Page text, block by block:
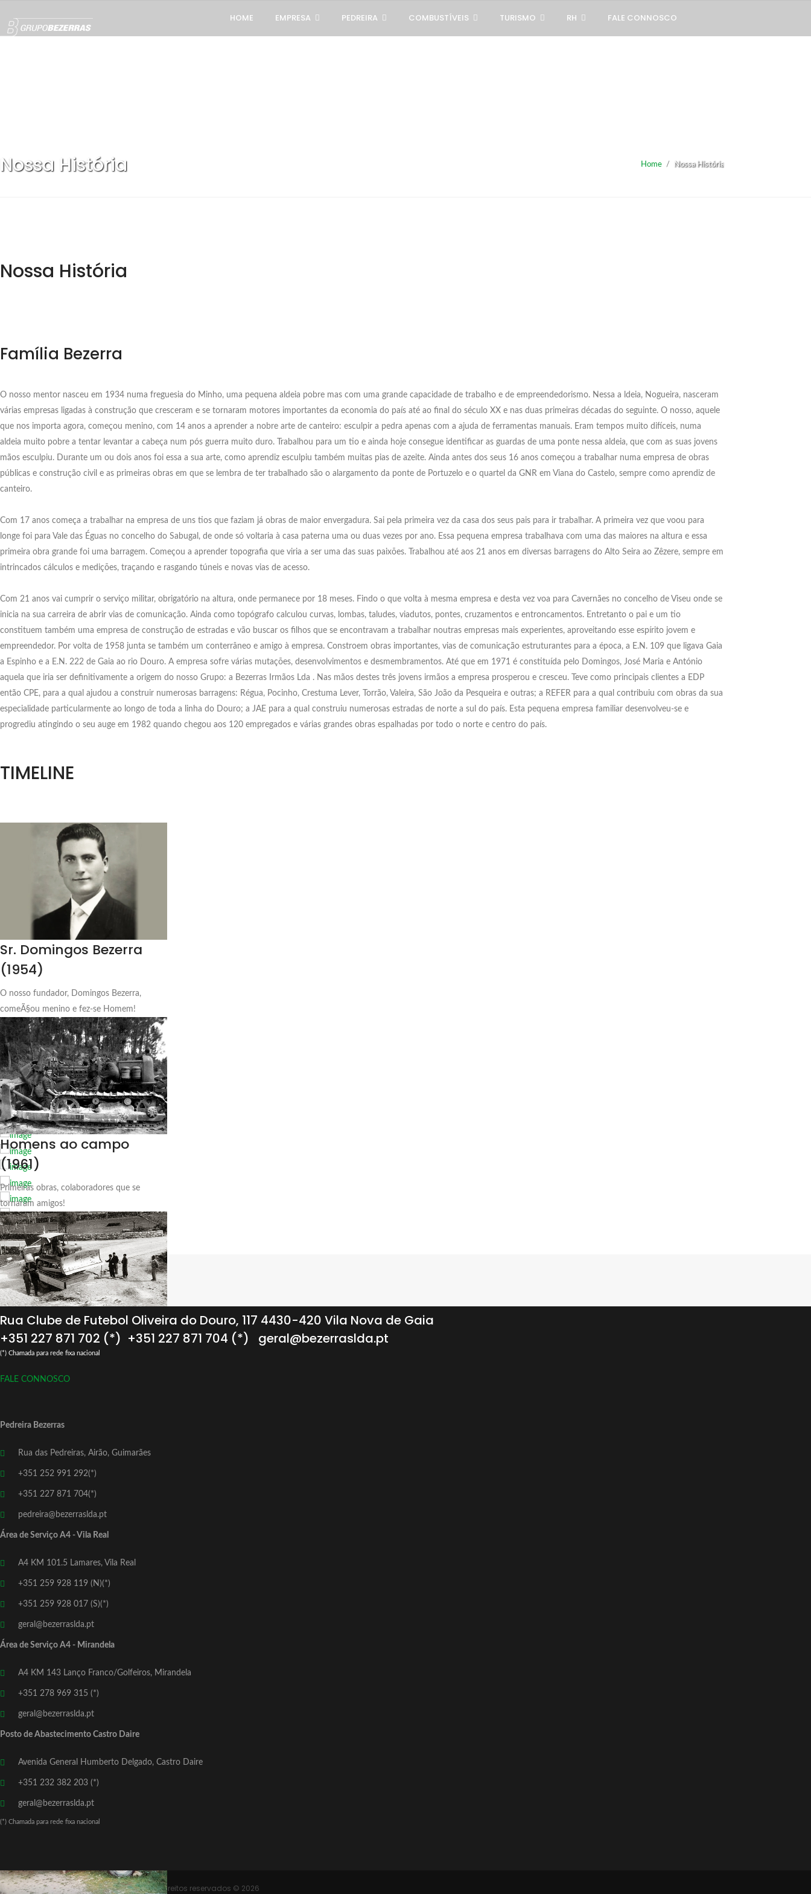
HOME EMPRESA PEDREIRA COMBUSTÍVEIS TURISMO RH FALE CONNOSCO
Nossa História Home / Nossa História
Nossa História
Família Bezerra
O nosso mentor nasceu em 1934 numa freguesia do Minho, uma pequena aldeia pobre mas com uma grande capacidade de trabalho e de empreendedorismo. Nessa a ldeia, Nogueira, nasceram
várias empresas ligadas à construção que cresceram e se tornaram motores importantes da economia do país até ao final do século XX e nas duas primeiras décadas do seguinte. O nosso, aquele
que nos importa agora, começou menino, com 14 anos a aprender a nobre arte de canteiro: esculpir a pedra apenas com a ajuda de ferramentas manuais. Eram tempos muito difíceis, numa
aldeia muito pobre a tentar levantar a cabeça num pós guerra muito duro. Trabalhou para um tio e ainda hoje consegue identificar as guardas de uma ponte nessa aldeia, que com as suas jovens
mãos esculpiu. Durante um ou dois anos foi essa a sua arte, como aprendiz esculpiu também muitas pias de azeite. Ainda antes dos seus 16 anos começou a trabalhar numa empresa de obras
públicas e construção civil e as primeiras obras em que se lembra de ter trabalhado são o alargamento da ponte de Portuzelo e o quartel da GNR em Viana do Castelo, sempre como aprendiz de
canteiro.
Com 17 anos começa a trabalhar na empresa de uns tios que faziam já obras de maior envergadura. Sai pela primeira vez da casa dos seus pais para ir trabalhar. A primeira vez que voou para
longe foi para Vale das Éguas no concelho do Sabugal, de onde só voltaria à casa paterna uma ou duas vezes por ano. Essa pequena empresa trabalhava com uma das maiores na altura e essa
primeira obra grande foi uma barragem. Começou a aprender topografia que viria a ser uma das suas paixões. Trabalhou até aos 21 anos em diversas barragens do Alto Seira ao Zêzere, sempre em
intrincados cálculos e medições, traçando e rasgando túneis e novas vias de acesso.
Com 21 anos vai cumprir o serviço militar, obrigatório na altura, onde permanece por 18 meses. Findo o que volta à mesma empresa e desta vez voa para Cavernães no concelho de Viseu onde se
inicia na sua carreira de abrir vias de comunicação. Ainda como topógrafo calculou curvas, lombas, taludes, viadutos, pontes, cruzamentos e entroncamentos. Entretanto o pai e um tio
constituem também uma empresa de construção de estradas e vão buscar os filhos que se encontravam a trabalhar noutras empresas mais experientes, aproveitando esse espírito jovem e
empreendedor. Por volta de 1958 junta se também um conterrâneo e amigo à empresa. Constroem obras importantes, vias de comunicação estruturantes para a época, a E.N. 109 que ligava Gaia
a Espinho e a E.N. 222 de Gaia ao rio Douro. A empresa sofre várias mutações, desenvolvimentos e desmembramentos. Até que em 1971 é constituída pelo Domingos, José Maria e António
aquela que iria ser definitivamente a origem do nosso Grupo: a Bezerras Irmãos Lda . Nas mãos destes três jovens irmãos a empresa prosperou e cresceu. Teve como principais clientes a EDP
então CPE, para a qual ajudou a construir numerosas barragens: Régua, Pocinho, Crestuma Lever, Torrão, Valeira, São João da Pesqueira e outras; a REFER para a qual contribuiu com obras da sua
especialidade particularmente ao longo de toda a linha do Douro; a JAE para a qual construiu numerosas estradas de norte a sul do país. Esta pequena empresa familiar desenvolveu-se e
progrediu atingindo o seu auge em 1982 quando chegou aos 120 empregados e várias grandes obras espalhadas por todo o norte e centro do país.
TIMELINE
Rua Clube de Futebol Oliveira do Douro, 117 4430-420 Vila Nova de Gaia
+351 227 871 702 (*) +351 227 871 704 (*) geral@bezerraslda.pt
(*) Chamada para rede fixa nacional
FALE CONNOSCO
Pedreira Bezerras
Rua das Pedreiras, Airão, Guimarães
+351 252 991 292(*)
+351 227 871 704(*)
pedreira@bezerraslda.pt
Área de Serviço A4 - Vila Real
A4 KM 101.5 Lamares, Vila Real
+351 259 928 119 (N)(*)
+351 259 928 017 (S)(*)
geral@bezerraslda.pt
Área de Serviço A4 - Mirandela
A4 KM 143 Lanço Franco/Golfeiros, Mirandela
+351 278 969 315 (*)
geral@bezerraslda.pt
Posto de Abastecimento Castro Daire
Avenida General Humberto Delgado, Castro Daire
+351 232 382 203 (*)
geral@bezerraslda.pt
(*) Chamada para rede fixa nacional
Grupo Bezerras- Todos os direitos reservados © 2026